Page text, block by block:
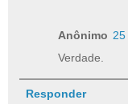
Anônimo
Verdade.
Responder